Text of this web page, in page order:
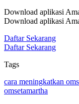
Download aplikasi
Download aplikasi
Daftar Sekarang
Daftar Sekarang
Tags
cara meningkatkan
omsetamartha